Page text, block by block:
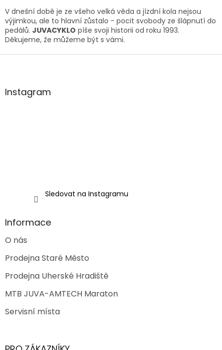
ý
p
i
s
V dnešní době je ze všeho velká věda a jízdní kola nejsou
výjimkou, ale to hlavní zůstalo - pocit svobody ze šlápnutí do
pedálů. JUVACYKLO píše svoji historii od roku 1993.
Děkujeme, že můžeme být s vámi.
Z
aInstagram
Sledovat na Instagramu
Informace
O nás
Prodejna Staré Město
Prodejna Uherské Hradiště
MTB JUVA-AMTECH Maraton
Servisní místa